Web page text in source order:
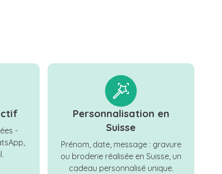
-
Personnalisation en
Suisse
Prénom, date, message : gravure
ou broderie réalisée en Suisse, un
cadeau personnalisé unique.